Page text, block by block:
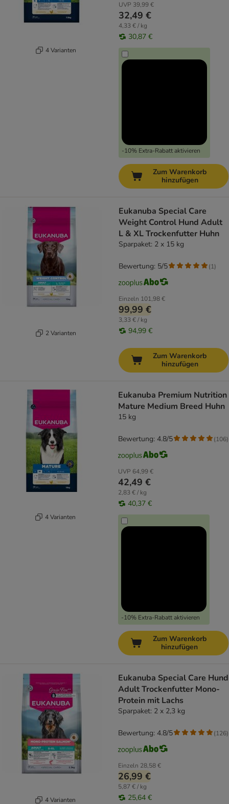
4 Varianten
UVP 39,99 €
32,49 €
4,33 € / kg
30,87 €
-10% Extra-Rabatt aktivieren
Zum Warenkorb
hinzufügen
2 Varianten
Eukanuba Special Care
Weight Control Hund Adult
L & XL Trockenfutter Huhn
Sparpaket: 2 x 15 kg
Einzeln 101,98 €
99,99 €
3,33 € / kg
94,99 €
Bewertung: 5/5 (1)
Zum Warenkorb
hinzufügen
4 Varianten
Eukanuba Premium Nutrition
Mature Medium Breed Huhn
15 kg
UVP 64,99 €
42,49 €
2,83 € / kg
40,37 €
-10% Extra-Rabatt aktivieren
Bewertung: 4.8/5 (106)
Zum Warenkorb
hinzufügen
4 Varianten
Eukanuba Special Care Hund
Adult Trockenfutter Mono-
Protein mit Lachs
Sparpaket: 2 x 2,3 kg
Einzeln 28,58 €
26,99 €
5,87 € / kg
25,64 €
Bewertung: 4.8/5 (126)